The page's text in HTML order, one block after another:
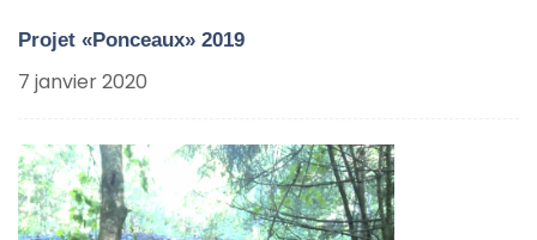
Projet «Ponceaux» 2019
7 janvier 2020